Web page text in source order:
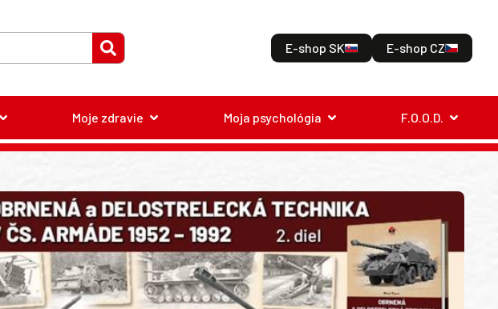
E-shop SK E-shop CZ
Moje zdravie Moja psychológia F.O.O.D.